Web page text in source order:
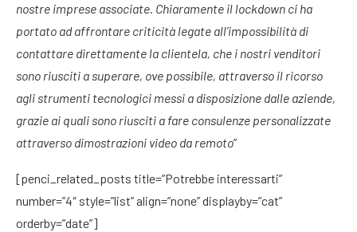
nostre imprese associate. Chiaramente il lockdown ci ha
portato ad affrontare criticità legate all’impossibilità di
contattare direttamente la clientela, che i nostri venditori
sono riusciti a superare, ove possibile, attraverso il ricorso
agli strumenti tecnologici messi a disposizione dalle aziende,
grazie ai quali sono riusciti a fare consulenze personalizzate
attraverso dimostrazioni video da remoto”
[penci_related_posts title=”Potrebbe interessarti”
number=”4″ style=”list” align=”none” displayby=”cat”
orderby=”date”]